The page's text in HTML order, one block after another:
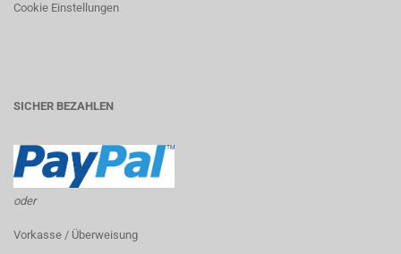
Cookie Einstellungen
SICHER BEZAHLEN
oder
Vorkasse / Überweisung